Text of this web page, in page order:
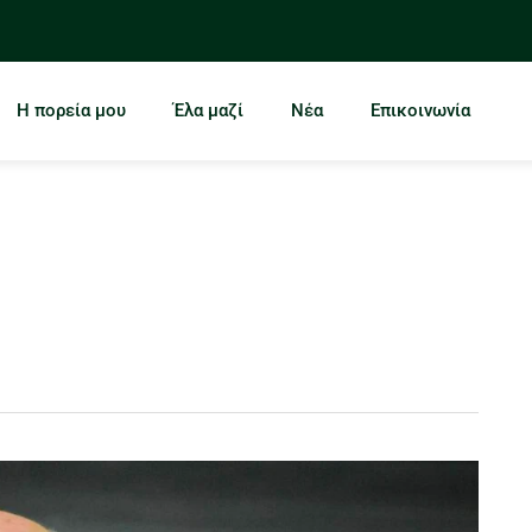
Η πορεία μου Έλα μαζί Νέα Επικοινωνία